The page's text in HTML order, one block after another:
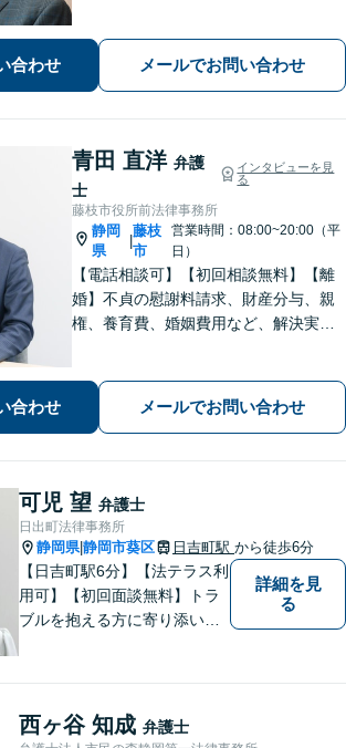
か」と悩まずに、まずはご相談くださ
い【弁護士3人在籍】
合わせ メールでお問い合わせ
青田 直洋 弁護
士
インタビューを見
る
藤枝市役所前法律事務所
静岡
県
|
藤枝
市
営業時間：08:00~20:00（平
日）
【電話相談可】【初回相談無料】【離
婚】不貞の慰謝料請求、財産分与、親
権、養育費、婚姻費用など、解決実績
ションを取りながらお話を進めてまい
ります【法テラス利用可】【藤枝市役
合わせ メールでお問い合わせ
可児 望 弁護士
日出町法律事務所
静岡県|静岡市葵区 日吉町駅 から徒歩6分
【日吉町駅6分】【法テラス利
用可】【初回面談無料】トラ
ブルを抱える方に寄り添い、
詳細を見
る
西ヶ谷 知成 弁護士